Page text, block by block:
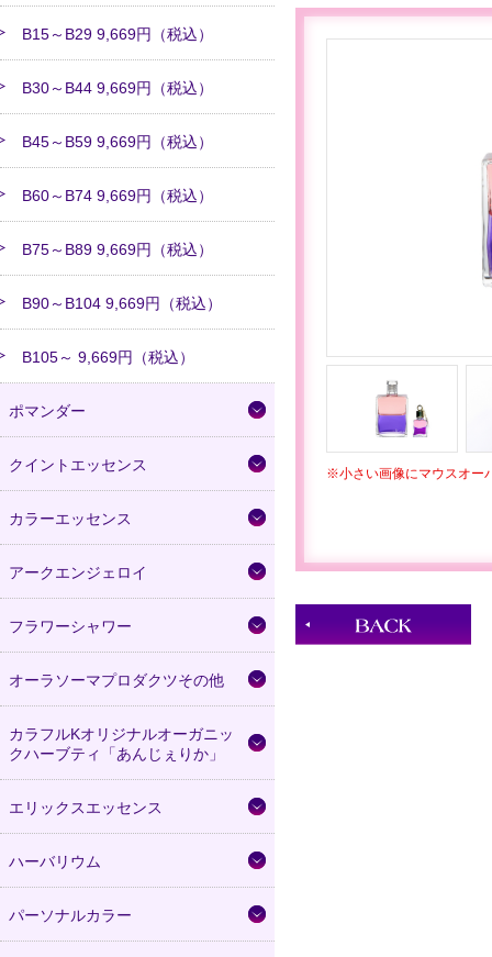
B15～B29 9,669円（税込）
B30～B44 9,669円（税込）
B45～B59 9,669円（税込）
B60～B74 9,669円（税込）
B75～B89 9,669円（税込）
B90～B104 9,669円（税込）
B105～ 9,669円（税込）
ポマンダー
クイントエッセンス
カラーエッセンス
アークエンジェロイ
フラワーシャワー
オーラソーマプロダクツその他
カラフルKオリジナルオーガニッ
クハーブティ「あんじぇりか」
エリックスエッセンス
ハーバリウム
パーソナルカラー
※小さい画像にマウスオー